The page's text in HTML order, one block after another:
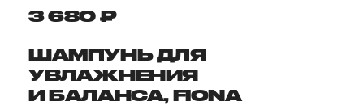
3 680 ₽
ШАМПУНЬ ДЛЯ
УВЛАЖНЕНИЯ
И БАЛАНСА, FIONA